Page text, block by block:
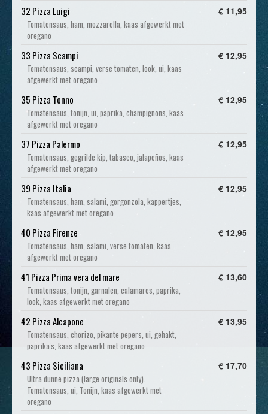
32 Pizza Luigi
Tomatensaus, ham, mozzarella, kaas afgewerkt met
oregano
€ 11,95
33 Pizza Scampi
​Tomatensaus, scampi, verse tomaten, look, ui, kaas
afgewerkt met oregano
€ 12,95
35 Pizza Tonno
Tomatensaus, tonijn, ui, paprika, champignons, kaas
afgewerkt met oregano
€ 12,95
37 Pizza Palermo
Tomatensaus, gegrilde kip, tabasco, jalapeños, kaas
afgewerkt met oregano
€ 12,95
39 Pizza Italia
Tomatensaus, ham, salami, gorgonzola, kappertjes,
kaas afgewerkt met oregano
€ 12,95
40 Pizza Firenze
Tomatensaus, ham, salami, verse tomaten, kaas
afgewerkt met oregano
€ 12,95
41 Pizza Prima vera del mare
Tomatensaus, tonijn, garnalen, calamares, paprika,
look, kaas afgewerkt met oregano
€ 13,60
42 Pizza Alcapone
Tomatensaus, chorizo, pikante pepers, ui, gehakt,
paprika's, kaas afgewerkt met oregano
€ 13,95
43 Pizza Siciliana
Ultra dunne pizza (large originals only).
Tomatensaus, ui, Tonijn, kaas afgewerkt met
oregano
€ 17,70